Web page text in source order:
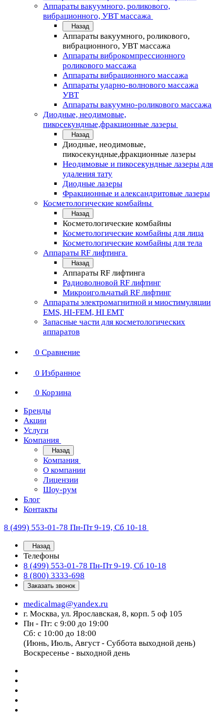
Аппараты вакуумного, роликового,
вибрационного, УВТ массажа
Назад
Аппараты вакуумного, роликового,
вибрационного, УВТ массажа
Аппараты виброкомпрессионного
роликового массажа
Аппараты вибрационного массажа
Аппараты ударно-волнового массажа
УВТ
Аппараты вакуумно-роликового массажа
Диодные, неодимовые,
пикосекундные,фракционные лазеры
Назад
Диодные, неодимовые,
пикосекундные,фракционные лазеры
Неодимовые и пикосекундные лазеры для
удаления тату
Диодные лазеры
Фракционные и александритовые лазеры
Косметологические комбайны
Назад
Косметологические комбайны
Косметологические комбайны для лица
Косметологические комбайны для тела
Аппараты RF лифтинга
Назад
Аппараты RF лифтинга
Радиоволновой RF лифтинг
Микроигольчатый RF лифтинг
Аппараты электромагнитной и миостимуляции
EMS, HI-FEM, HI EMT
Запасные части для косметологических
аппаратов
0 Сравнение
0 Избранное
0 Корзина
Бренды
Акции
Услуги
Компания
Назад
Компания
О компании
Лицензии
Шоу-рум
Блог
Контакты
8 (499) 553-01-78 Пн-Пт 9-19, Сб 10-18
Назад
Телефоны
8 (499) 553-01-78 Пн-Пт 9-19, Сб 10-18
8 (800) 3333-698
Заказать звонок
medicalmag@yandex.ru
г. Москва, ул. Ярославская, 8, корп. 5 оф 105
Пн - Пт: с 9:00 до 19:00
Сб: с 10:00 до 18:00
(Июнь, Июль, Август - Суббота выходной день)
Воскресенье - выходной день